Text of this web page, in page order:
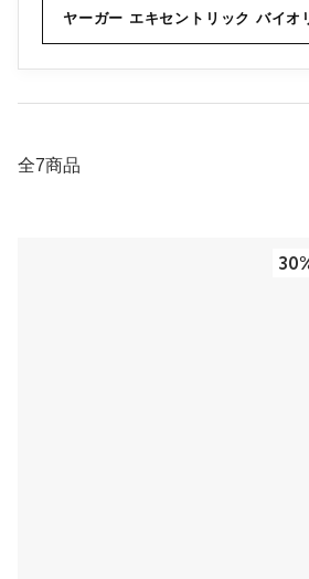
ヤーガー エキセントリック バイオ
全7商品